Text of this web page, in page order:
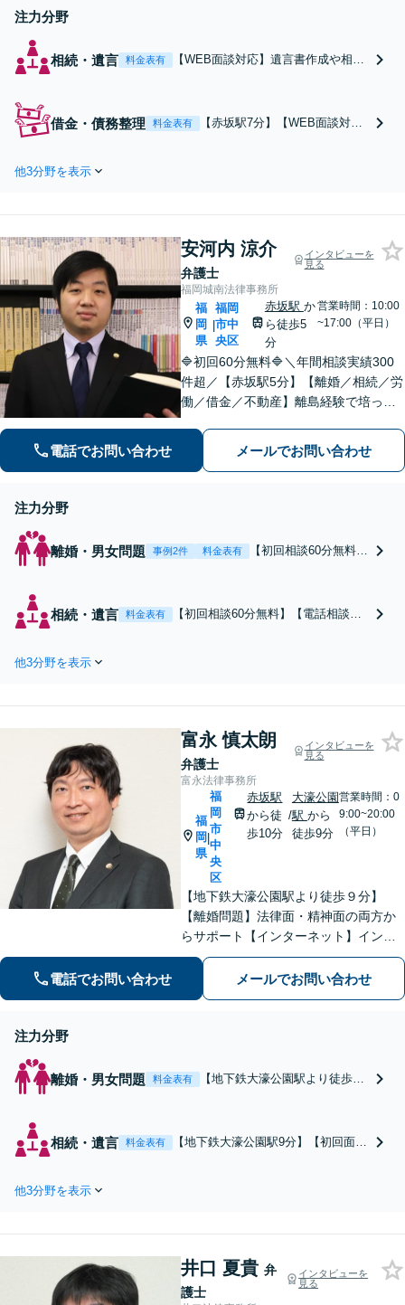
注力分野
相続・遺言 料金表有
【WEB面談対応】遺言書作成や相続
からでもサポートいたします。生前
の財産管理のお悩みから死後の紛争
借金・債務整理 料金表有
【赤坂駅7分】【WEB面談対
に考えていきましょう「個人の
にも対応」「債務の残る事業承
継もお任せ」
他3分野を表示
安河内 涼介
弁護士
インタビューを
見る
福岡城南法律事務所
福
岡
県
|
福岡
市中
央区
赤坂駅 か
ら徒歩5
分
営業時間：10:00
~17:00（平日）
🔷初回60分無料🔷＼年間相談実績300
件超／【赤坂駅5分】【離婚／相続／労
働／借金／不動産】離島経験で培った
正直にお伝えします。最適な解決策を
ご提案しますのでお気軽にご相談くだ
電話でお問い合わせ メールでお問い合わせ
注力分野
離婚・男女問題 事例2件 料金表有
【初回相談60分無料】
績！離島経験で培った
「話しやすさ」であな
一人で悩まずにご相談
ください。
相続・遺言 料金表有
【初回相談60分無料】【電話相談
を最善の解決へ導きます【法テラス
他3分野を表示
富永 慎太朗
弁護士
インタビューを
見る
富永法律事務所
福
岡
県
|
福
岡
市
中
央
区
赤坂駅
から徒
歩10分
/
大濠公園
駅 から
徒歩9分
営業時間：0
9:00~20:00
（平日）
【地下鉄大濠公園駅より徒歩９分】
【離婚問題】法律面・精神面の両方か
らサポート【インターネット】インス
タグラムの脅迫を解決した事例など解
決実績多数【休日面談可】【子連れ相
談可】【初回面談無料】
電話でお問い合わせ メールでお問い合わせ
注力分野
離婚・男女問題 料金表有
【地下鉄大濠公園駅より徒歩９
養育費・面会交流などお子様関
連のお悩みもお受けしています
相続・遺言 料金表有
【地下鉄大濠公園駅9分】【初回面談
まで幅広くサポートします！負担を
談利用可】
他3分野を表示
井口 夏貴 弁
護士
インタビューを
見る